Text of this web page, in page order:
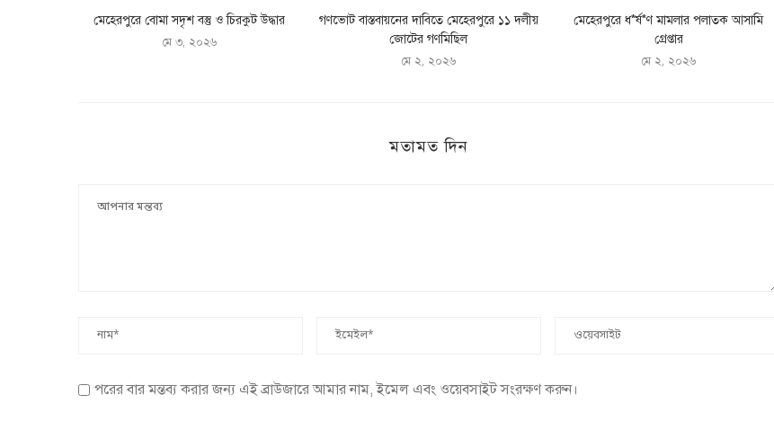
মেহেরপুরে বোমা সদৃশ বস্তু ও চিরকুট উদ্ধার
মে ৩, ২০২৬
গণভোট বাস্তবায়নের দাবিতে মেহেরপুরে ১১ দলীয়
জোটের গণমিছিল
মে ২, ২০২৬
মেহেরপুরে ধ*র্ষ*ণ মামলার পলাতক আসামি
গ্রেপ্তার
মে ২, ২০২৬
মতামত দিন
পরের বার মন্তব্য করার জন্য এই ব্রাউজারে আমার নাম, ইমেল এবং ওয়েবসাইট সংরক্ষণ করুন।